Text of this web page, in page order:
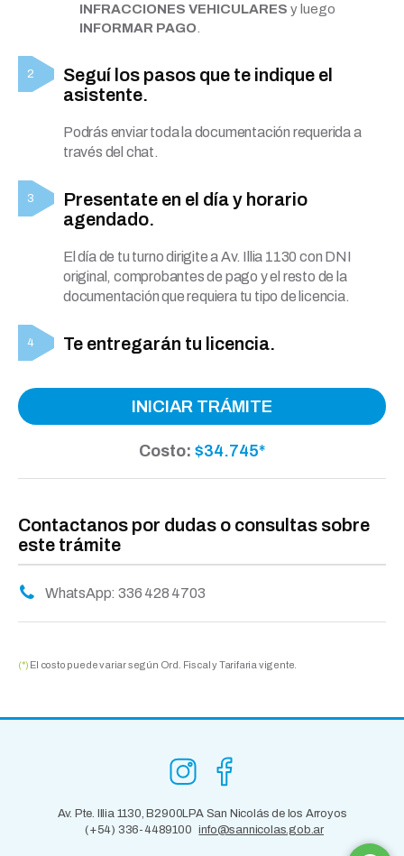
INFRACCIONES VEHICULARES y luego
INFORMAR PAGO
Seguí los pasos que te indique el
asistente.
Podrás enviar toda la documentación requerida a
través del chat.
Presentate en el día y horario
agendado.
El día de tu turno dirigite a Av. Illia 1130 con DNI
original, comprobantes de pago y el resto de la
documentación que requiera tu tipo de licencia.
Te entregarán tu licencia.
INICIAR TRÁMITE
Costo: $34.745*
Contactanos por dudas o consultas sobre
este trámite
WhatsApp: 336 428 4703
(*) El costo puede variar según Ord. Fiscal y Tarifaria vigente.
Av. Pte. Illia 1130, B2900LPA San Nicolás de los Arroyos
(+54) 336-4489100
info@sannicolas.gob.ar